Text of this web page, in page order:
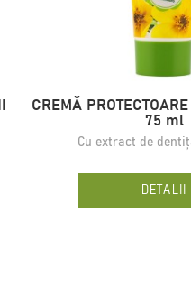
CREMĂ
75 ml
Cu extract de
DETALII